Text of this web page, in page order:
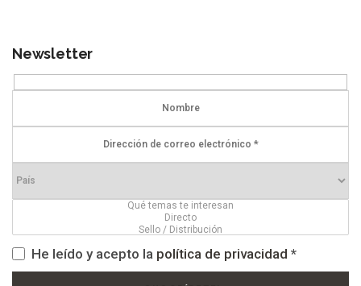
entradas
Newsletter
He leído y acepto la política de privacidad *